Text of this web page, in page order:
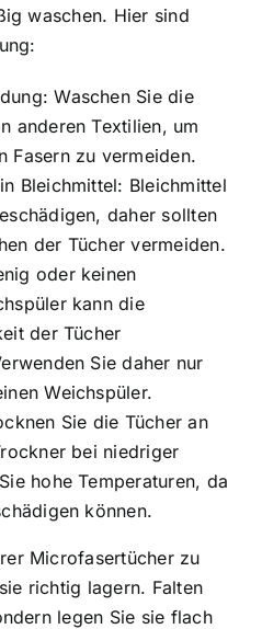
waschen. Hier sind
Waschen Sie die
anderen Textilien, um
Fasern zu vermeiden.
Bleichmittel: Bleichmittel
daher sollten
der Tücher vermeiden.
oder keinen
kann die
der Tücher
Sie daher nur
Weichspüler.
Sie die Tücher an
bei niedriger
hohe Temperaturen, da
können.
Microfasertücher zu
richtig lagern. Falten
legen Sie sie flach